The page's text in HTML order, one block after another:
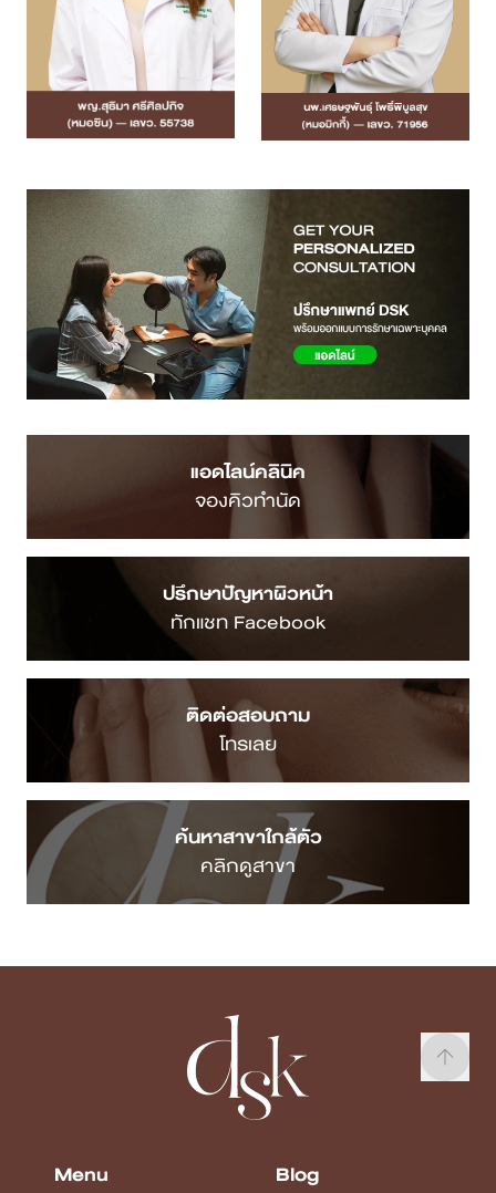
แอดไลน์คลินิค
จองคิวทำนัด
ปรึกษาปัญหาผิวหน้า
ทักแชท Facebook
ติดต่อสอบถาม
โทรเลย
ค้นหาสาขาใกล้ตัว
คลิกดูสาขา
Menu Blog